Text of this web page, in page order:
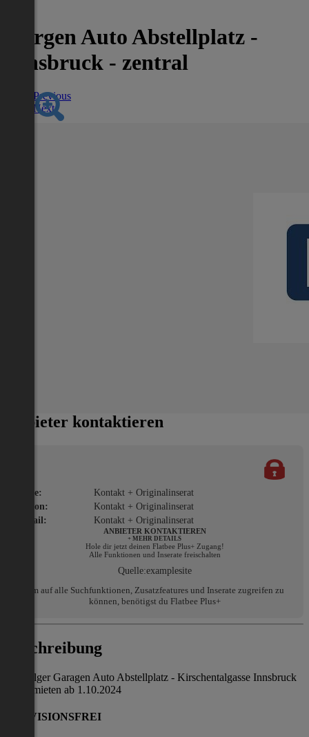
Gargen Auto Abstellplatz -
Innsbruck - zentral
Previous
Next
Anbieter kontaktieren
Name:
Kontakt + Originalinserat
Telefon:
Kontakt + Originalinserat
E-Mail:
Kontakt + Originalinserat
ANBIETER KONTAKTIEREN
+ MEHR DETAILS
Hole dir jetzt deinen Flatbee Plus+ Zugang!
Alle Funktionen und Inserate freischalten
Quelle:examplesite
Um auf alle Suchfunktionen, Zusatzfeatures und Inserate zugreifen zu
können, benötigst du Flatbee Plus+
Beschreibung
Zentralger Garagen Auto Abstellplatz - Kirschentalgasse Innsbruck
zu vermieten ab 1.10.2024
PROVISIONSFREI